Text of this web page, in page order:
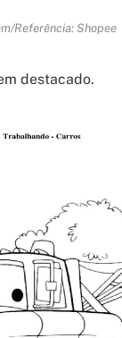
Referência: Shopee
destacado.